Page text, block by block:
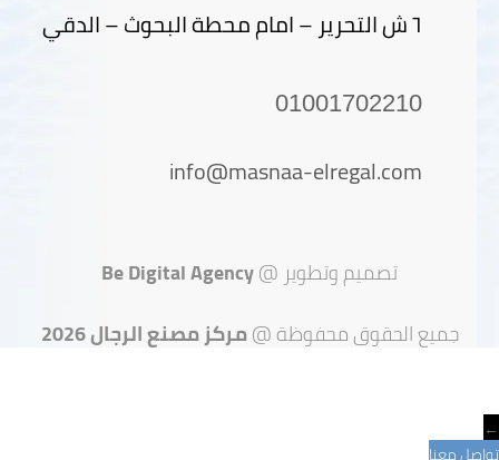
٦ ش التحرير – امام محطة البحوث – الدقي
01001702210
info@masnaa-elregal.com
تصميم وتطوير @Be Digital Agency
جميع الحقوق محفوظة @مركز مصنع الرجال 2026
←
تواصل معنا